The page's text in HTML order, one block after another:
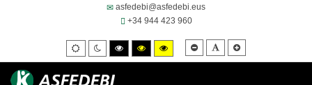
asfedebi@asfedebi.eus
+34 944 423 960
Default
mode
Night
mode
High
contrast
black/white
High
contrast
black/yellow
High
contrast
yellow/black
Smaller
font
Default
font